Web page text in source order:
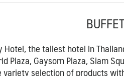
Hotel, the tallest hotel in
Plaza, Gaysorn Plaza, Siam
variety selection of products